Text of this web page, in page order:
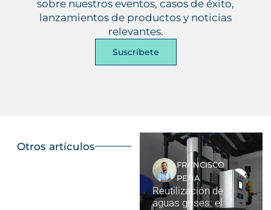
sobre nuestros eventos, casos de éxito,
lanzamientos de productos y noticias
relevantes.
Suscríbete
Otros artículos
FRANCISCO
PEÑA
Reutilización de
aguas grises: el